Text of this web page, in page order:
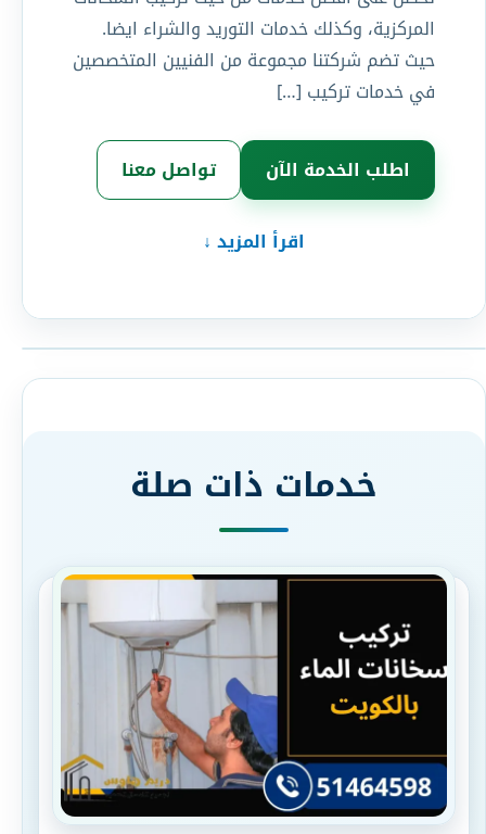
المركزية، وكذلك خدمات التوريد والشراء ايضا.
حيث تضم شركتنا مجموعة من الفنيين المتخصصين
في خدمات تركيب […]
اطلب الخدمة الآن تواصل معنا
اقرأ المزيد ↓
خدمات ذات صلة